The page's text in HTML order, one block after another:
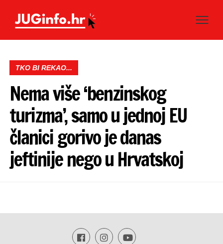
TKO BI REKAO...
Nema više ‘benzinskog
turizma’, samo u jednoj EU
članici gorivo je danas
jeftinije nego u Hrvatskoj